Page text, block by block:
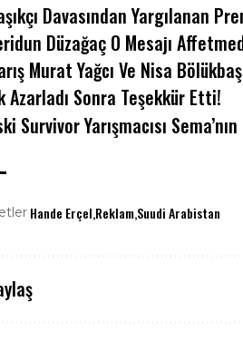
Davasından Yargılanan
Düzağaç O Mesajı
Murat Yağcı Ve Nisa
Azarladı Sonra Teşekkür Etti!
Survivor Yarışmacısı
Hande Erçel ReklamSuudi Arabistan